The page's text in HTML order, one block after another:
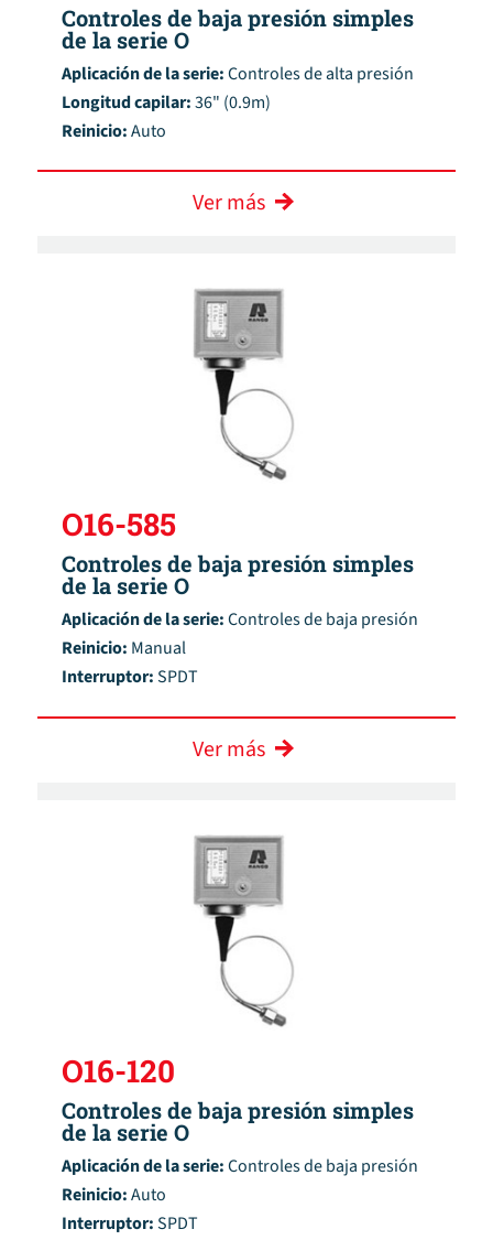
Controles de baja presión simples
de la serie O
Aplicación de la serie:Controles de alta presión
Longitud capilar:36" (0.9m)
Reinicio:Auto
Ver más
O16-585
Controles de baja presión simples
de la serie O
Aplicación de la serie:Controles de baja presión
Reinicio: Manual
Interruptor:SPDT
Ver más
O16-120
Controles de baja presión simples
de la serie O
Aplicación de la serie:Controles de baja presión
Reinicio:Auto
Interruptor:SPDT